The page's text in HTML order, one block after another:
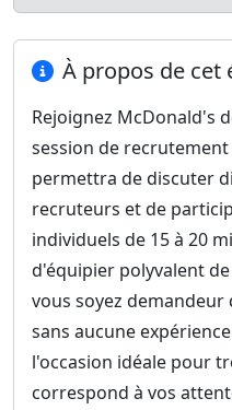
À propos de cet
Rejoignez McDonald's
session de
permettra de discuter
recruteurs et de
individuels de 15 à 20
d'équipier polyvalent
vous soyez
sans aucune
l'occasion idéale pour
correspond à vos